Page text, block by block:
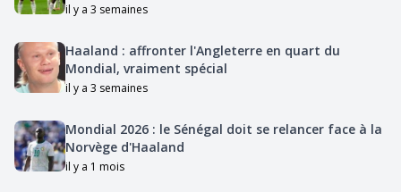
il y a 3 semaines
Haaland : affronter l'Angleterre en quart du
Mondial, vraiment spécial
il y a 3 semaines
Mondial 2026 : le Sénégal doit se relancer face à la
Norvège d'Haaland
il y a 1 mois